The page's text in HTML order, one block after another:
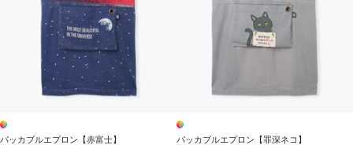
パッカブルエプロン【赤富士】 パッカブルエプロン【罪深ネコ】